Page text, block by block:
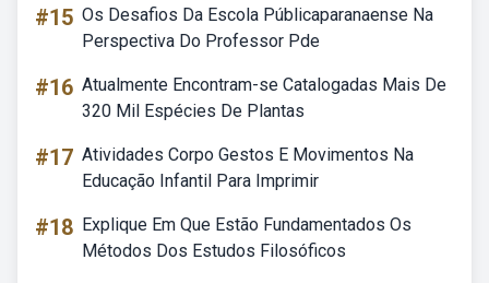
#15 Os Desafios Da Escola Públicaparanaense Na
Perspectiva Do Professor Pde
#16 Atualmente Encontram-se Catalogadas Mais De
320 Mil Espécies De Plantas
#17 Atividades Corpo Gestos E Movimentos Na
Educação Infantil Para Imprimir
#18 Explique Em Que Estão Fundamentados Os
Métodos Dos Estudos Filosóficos